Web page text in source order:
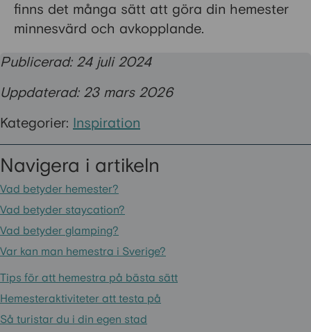
finns det många sätt att göra din hemester
minnesvärd och avkopplande.
Publicerad: 24 juli 2024
Uppdaterad: 23 mars 2026
Kategorier: Inspiration
Navigera i artikeln
Vad betyder hemester?
Vad betyder staycation?
Vad betyder glamping?
Var kan man hemestra i Sverige?
Tips för att hemestra på bästa sätt
Hemesteraktiviteter att testa på
Så turistar du i din egen stad